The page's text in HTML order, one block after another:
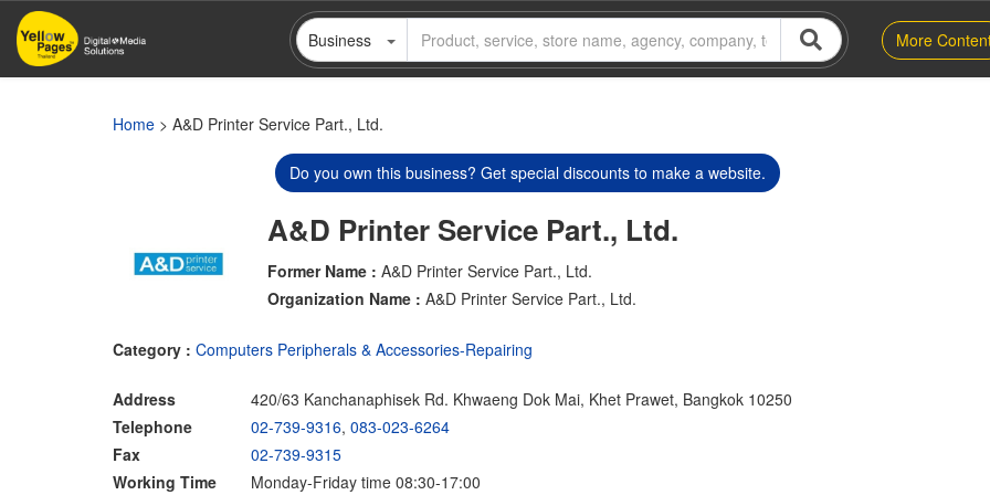
Skip
main
Business More
Home > A&D Printer Service Part., Ltd.
Do you own this business? Get special discounts to make a website.
A&D Printer Service Part., Ltd.
Former Name : A&D Printer Service Part., Ltd.
Organization Name : A&D Printer Service Part., Ltd.
Category : Computers Peripherals & Accessories-Repairing
Address
420/63 Kanchanaphisek Rd. Khwaeng Dok Mai, Khet Prawet, Bangkok 10250
Telephone
02-739-9316, 083-023-6264
Fax
02-739-9315
Working Time
Monday-Friday time 08:30-17:00